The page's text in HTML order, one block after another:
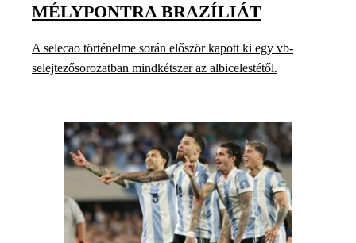
MÉLYPONTRA BRAZÍLIÁT
A selecao történelme során először kapott ki egy vb-
selejtezősorozatban mindkétszer az albicelestétől.